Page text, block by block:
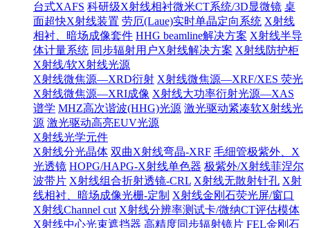
台式XAFS 科研级X射线相衬微米CT系统/3D显微镜 桌
面超快X射线装置 劳厄(Laue)实时单晶定向系统 X射线
相衬、暗场成像套件 HHG beamline解决方案 X射线半导
体计量系统 同步辐射用户X射线解决方案 X射线防护柜
X射线/软X射线光源
X射线微焦源—XRD衍射 X射线微焦源—XRF/XES 荧光
X射线微焦源—XRI成像 X射线大功率衍射光源—XAS
谱学 MHZ高次谐波(HHG)光源 激光驱动紧凑软X射线光
源 激光驱动高亮EUV光源
X射线光学元件
X射线分光晶体 双曲X射线弯晶-XRF 毛细管极紫外、X
光透镜 HOPG/HAPG-X射线单色器 极紫外/X射线菲涅尔
波带片 X射线组合折射透镜-CRL X射线无散射针孔 X射
线相衬、暗场成像光栅-定制 X射线金刚石荧光屏/窗口
X射线Channel cut X射线分辨率测试卡/微纳CT评估模体
X射线中心光束遮挡器 高精度同步辐射镜片 FEL金刚石